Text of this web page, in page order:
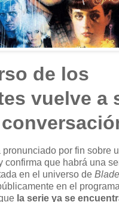
de los
vuelve a
pronunciado por fin sobre
confirma que habrá una
en el universo de
en el
la serie ya se